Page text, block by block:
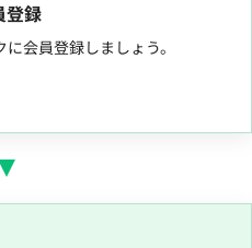
登録
会員登録しましょう。